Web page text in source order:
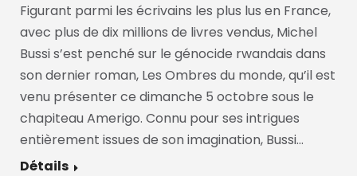
Figurant parmi les écrivains les plus lus en France,
avec plus de dix millions de livres vendus, Michel
Bussi s’est penché sur le génocide rwandais dans
son dernier roman, Les Ombres du monde, qu’il est
venu présenter ce dimanche 5 octobre sous le
chapiteau Amerigo. Connu pour ses intrigues
entièrement issues de son imagination, Bussi…
Détails